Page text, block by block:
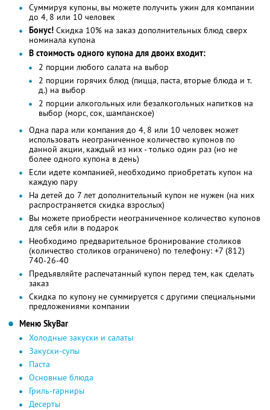
Суммируя купоны, вы можете получить ужин для компании
до 4, 8 или 10 человек
Бонус! Cкидка 10% на заказ дополнительных блюд сверх
номинала купона
В стоимость одного купона для двоих входит:
2 порции любого салата на выбор
2 порции горячих блюд (пицца, паста, вторые блюда и т.
д.) на выбор
2 порции алкогольных или безалкогольных напитков на
выбор (морс, сок, шампанское)
Одна пара или компания до 4, 8 или 10 человек может
использовать неограниченное количество купонов по
данной акции, каждый из них - только один раз (но не
более одного купона в день)
Если идете компанией, необходимо приобретать купон на
каждую пару
На детей до 7 лет дополнительный купон не нужен (на них
распространяется скидка взрослых)
Вы можете приобрести неограниченное количество купонов
для себя или в подарок
Необходимо предварительное бронирование столиков
(количество столиков ограничено) по телефону: +7 (812)
740-26-40
Предъявляйте распечатанный купон перед тем, как сделать
заказ
Скидка по купону не суммируется с другими специальными
предложениями компании
Меню SkyBаr
Холодные закуски и салаты
Закуски-супы
Паста
Основные блюда
Гриль-гарниры
Десерты